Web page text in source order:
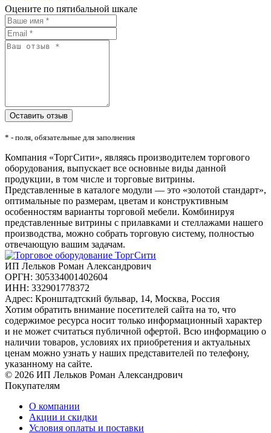
Оцените по пятибальной шкале
* - поля, обязательные для заполнения
Компания «ТоргСити», являясь производителем торгового
оборудования, выпускает все основные виды данной
продукции, в том числе и торговые витрины.
Представленные в каталоге модули — это «золотой стандарт»,
оптимальные по размерам, цветам и конструктивным
особенностям варианты торговой мебели. Комбинируя
представленные витрины с прилавками и стеллажами нашего
производства, можно собрать торговую систему, полностью
отвечающую вашим задачам.
ИП Лельков Роман Александрович
ОРГН: 305334001402604
ИНН: 332901778372
Адрес: Кронштадтский бульвар, 14, Москва, Россия
Хотим обратить внимание посетителей сайта на то, что
содержимое ресурса носит только информационный характер
и не может считаться публичной офертой. Всю информацию о
наличии товаров, условиях их приобретения и актуальных
ценам можно узнать у наших представителей по телефону,
указанному на сайте.
© 2026 ИП Лельков Роман Александрович
Покупателям
О компании
Акции и скидки
Условия оплаты и поставки